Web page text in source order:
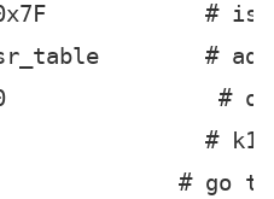
#
#
#
# k1
# go